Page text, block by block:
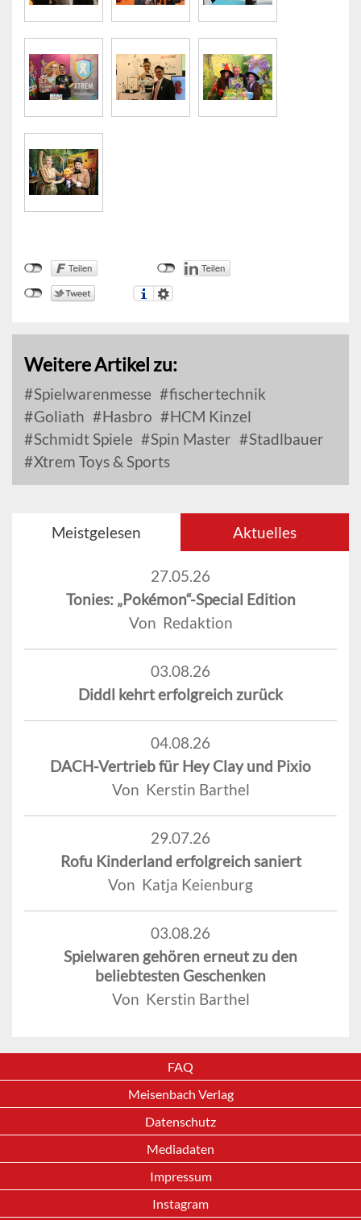
Weitere Artikel zu:
Spielwarenmesse
fischertechnik
Goliath
Hasbro
HCM Kinzel
Schmidt Spiele
Spin Master
Stadlbauer
Xtrem Toys & Sports
Meistgelesen Aktuelles
27.05.26
Tonies: „Pokémon“-Special Edition
Von Redaktion
03.08.26
Diddl kehrt erfolgreich zurück
04.08.26
DACH-Vertrieb für Hey Clay und Pixio
Von Kerstin Barthel
29.07.26
Rofu Kinderland erfolgreich saniert
Von Katja Keienburg
03.08.26
Spielwaren gehören erneut zu den
beliebtesten Geschenken
Von Kerstin Barthel
FAQ
Meisenbach Verlag
Datenschutz
Mediadaten
Impressum
Instagram